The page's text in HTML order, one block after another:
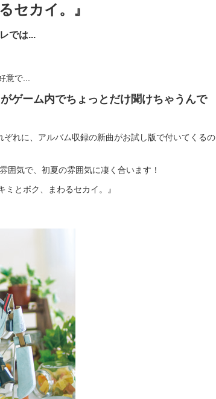
セカイ。』
では...
で...
ゲーム内でちょっとだけ聞けちゃうんで
れに、アルバム収録の新曲がお試し版で付いてくるの
囲気で、初夏の雰囲気に凄く合います！
とボク、まわるセカイ。』